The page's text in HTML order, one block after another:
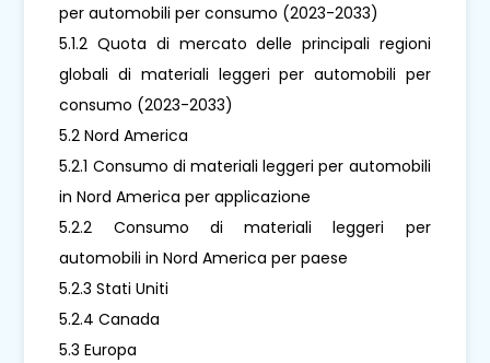
per automobili per consumo (2023-2033)
5.1.2 Quota di mercato delle principali regioni
globali di materiali leggeri per automobili per
consumo (2023-2033)
5.2 Nord America
5.2.1 Consumo di materiali leggeri per automobili
in Nord America per applicazione
5.2.2 Consumo di materiali leggeri per
automobili in Nord America per paese
5.2.3 Stati Uniti
5.2.4 Canada
5.3 Europa